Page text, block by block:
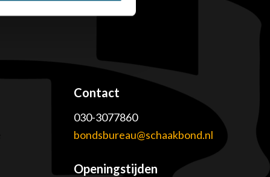
Contact
030-3077860
bondsbureau@schaakbond.nl
Openingstijden